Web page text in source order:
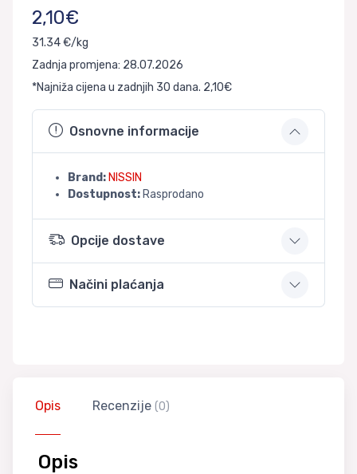
2,10€
31.34 €/kg
Zadnja promjena: 28.07.2026
*Najniža cijena u zadnjih 30 dana. 2,10€
Osnovne informacije
Brand: NISSIN
Dostupnost: Rasprodano
Opcije dostave
Načini plaćanja
Opis Recenzije (0)
Opis